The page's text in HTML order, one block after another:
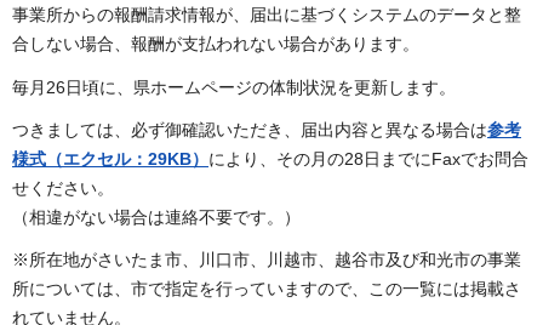
事業所からの報酬請求情報が、届出に基づくシステムのデータと整
合しない場合、報酬が支払われない場合があります。
毎月26日頃に、県ホームページの体制状況を更新します。
つきましては、必ず御確認いただき、届出内容と異なる場合は参考
様式 （エクセル：29KB） により、その月の28日までにFaxでお問合
せください。
（相違がない場合は連絡不要です。）
※所在地がさいたま市、川口市、川越市、越谷市及び和光市の事業
所については、市で指定を行っていますので、この一覧には掲載さ
れていません。